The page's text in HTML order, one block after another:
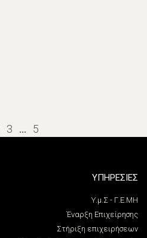
3 … 5
ΥΠΗΡΕΣΙΕΣ
Υ.μ.Σ - Γ.Ε.ΜΗ
Έναρξη Επιχείρησης
Στήριξη επιχειρήσεων